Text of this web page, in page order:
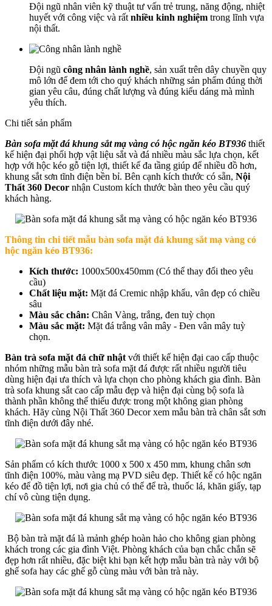
Đội ngũ nhân viên kỹ thuật tư vấn trẻ trung, năng động, nhiệt
huyết với công việc và rất nhiều kinh nghiệm trong lĩnh vựa
nội thất.
Đội ngũ công nhân lành nghề, sản xuất trên dây chuyền quy
mô lớn để đem tới cho quý khách những sản phẩm đúng thời
gian yêu câu, đúng chất lượng và đúng kiểu dáng mà mình
yêu thích.
Chi tiết sản phẩm
Bàn sofa mặt đá khung sắt mạ vàng có hộc ngăn kéo BT936 thiết
kế hiện đại phối hợp vật liệu sắt và đá nhiều màu sắc lựa chọn, kết
hợp với hộc kéo gỗ tiện lợi, thiết kế đa tầng giúp để nhiều đồ hơn,
khung sắt sơn tĩnh điện bền bỉ. Bên cạnh kích thước có sẵn, Nội
Thất 360 Decor nhận Custom kích thước bàn theo yêu cầu quý
khách hàng.
Thông tin chi tiết mẫu bàn sofa mặt đá khung sắt mạ vàng có
hộc ngăn kéo BT936:
Kích thước: 1000x500x450mm (Có thể thay đổi theo yêu
cầu)
Chất liệu mặt: Mặt đá Cremic nhập khẩu, vân đẹp có chiều
sâu
Màu sắc chân: Chân Vàng, trắng, đen tuỳ chọn
Màu sắc mặt: Mặt đá trắng vân mây - Đen vân mây tuỳ
chọn.
Bàn trà sofa mặt đá chữ nhật với thiết kế hiện đại cao cấp thuộc
nhóm những mẫu bàn trà sofa mặt đá được rất nhiều người tiêu
dùng hiện đại ưa thích và lựa chọn cho phòng khách gia đình. Bàn
trà sofa khung sắt cao cấp mẫu đẹp và hiện đại cùng bộ sofa là
thành phần không thể thiếu được trong một không gian phòng
khách. Hãy cùng Nội Thất 360 Decor xem mẫu bàn trà chân sắt sơn
tĩnh điện dưới đây nhé.
Sản phẩm có kích thước 1000 x 500 x 450 mm, khung chân sơn
tĩnh điện 100%, màu vàng mạ PVD siêu đẹp. Thiết kế có hộc ngăn
kéo để đồ tiện lợi, nơi gia chủ có thể để trà, thuốc lá, khăn giấy, tạp
chí vô cùng tiện dụng.
Bộ bàn trà mặt đá là mảnh ghép hoàn hảo cho không gian phòng
khách trong các gia đình Việt. Phòng khách của bạn chắc chắn sẽ
đẹp hơn rất nhiều, đặc biệt khi bạn kết hợp mẫu bàn trà này với bộ
ghế sofa hay các ghế gỗ cùng màu với bàn trà này.